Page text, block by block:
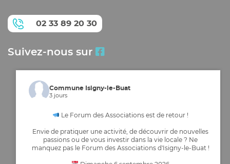
02 33 89 20 30
Suivez-nous sur
Commune Isigny-le-Buat
3 jours
Le Forum des Associations est de retour !
Envie de pratiquer une activité, de découvrir de nouvelles
passions ou de vous investir dans la vie locale ? Ne
manquez pas le Forum des Associations d'Isigny-le-Buat !